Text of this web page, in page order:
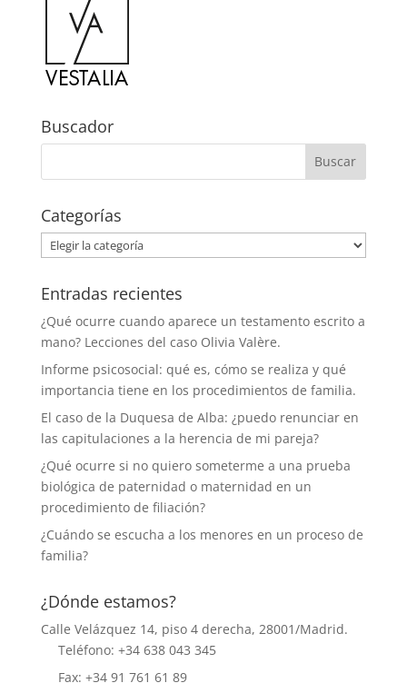
Buscador
Categorías
Categorías
Entradas recientes
¿Qué ocurre cuando aparece un testamento escrito a
mano? Lecciones del caso Olivia Valère.
Informe psicosocial: qué es, cómo se realiza y qué
importancia tiene en los procedimientos de familia.
El caso de la Duquesa de Alba: ¿puedo renunciar en
las capitulaciones a la herencia de mi pareja?
¿Qué ocurre si no quiero someterme a una prueba
biológica de paternidad o maternidad en un
procedimiento de filiación?
¿Cuándo se escucha a los menores en un proceso de
familia?
¿Dónde estamos?
Calle Velázquez 14, piso 4 derecha, 28001/Madrid.
Teléfono: +34 638 043 345
Fax: +34 91 761 61 89